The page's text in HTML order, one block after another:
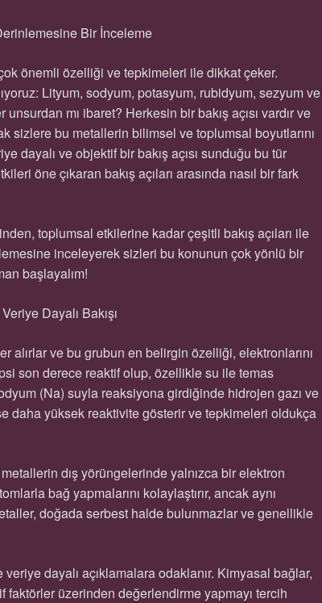
Bir İnceleme
önemli özelliği ve tepkimeleri ile dikkat çeker.
Lityum, sodyum, potasyum, rubidyum, sezyum ve
mı ibaret? Herkesin bir bakış açısı vardır ve
sizlere bu metallerin bilimsel ve toplumsal boyutlarını
dayalı ve objektif bir bakış açısı sunduğu bu tür
öne çıkaran bakış açıları arasında nasıl bir fark
toplumsal etkilerine kadar çeşitli bakış açıları ile
inceleyerek sizleri bu konunun çok yönlü bir
başlayalım!
Dayalı Bakışı
ve bu grubun en belirgin özelliği, elektronlarını
son derece reaktif olup, özellikle su ile temas
(Na) suyla reaksiyona girdiğinde hidrojen gazı ve
daha yüksek reaktivite gösterir ve tepkimeleri oldukça
dış yörüngelerinde yalnızca bir elektron
bağ yapmalarını kolaylaştırır, ancak aynı
doğada serbest halde bulunmazlar ve genellikle
dayalı açıklamalara odaklanır. Kimyasal bağlar,
üzerinden değerlendirme yapmayı tercih